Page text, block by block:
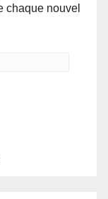
chaque nouvel